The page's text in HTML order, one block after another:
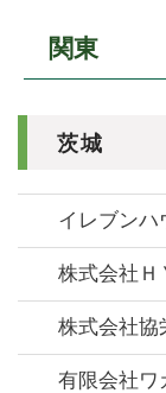
関東
茨城
イレブンハ
株式会社Ｈ
株式会社協
有限会社ワ